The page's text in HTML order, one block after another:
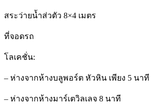
สระว่ายน้ำส่วตัว 8×4 เมตร
ที่จอดรถ
โลเคชั่น:
– ห่างจากห้างบลูพอร์ต หัวหิน เพียง 5 นาที
– ห่างจากห้างมาร์เตวิลเลจ 8 นาที